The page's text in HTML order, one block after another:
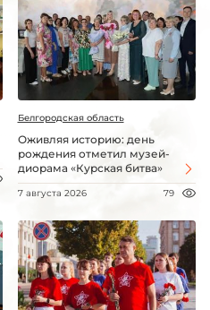
Белгородская область
Оживляя историю: день
рождения отметил музей-
диорама «Курская битва»
7 августа 2026 79